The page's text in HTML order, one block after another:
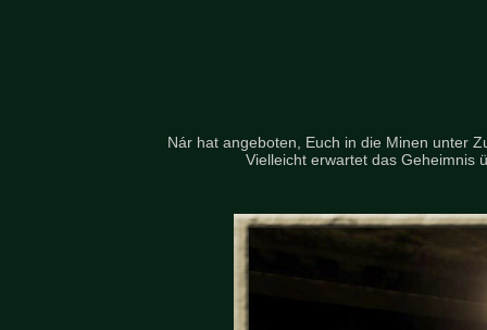
Nár hat angeboten, Euch in die Minen unter
Vielleicht erwartet das Geheimnis